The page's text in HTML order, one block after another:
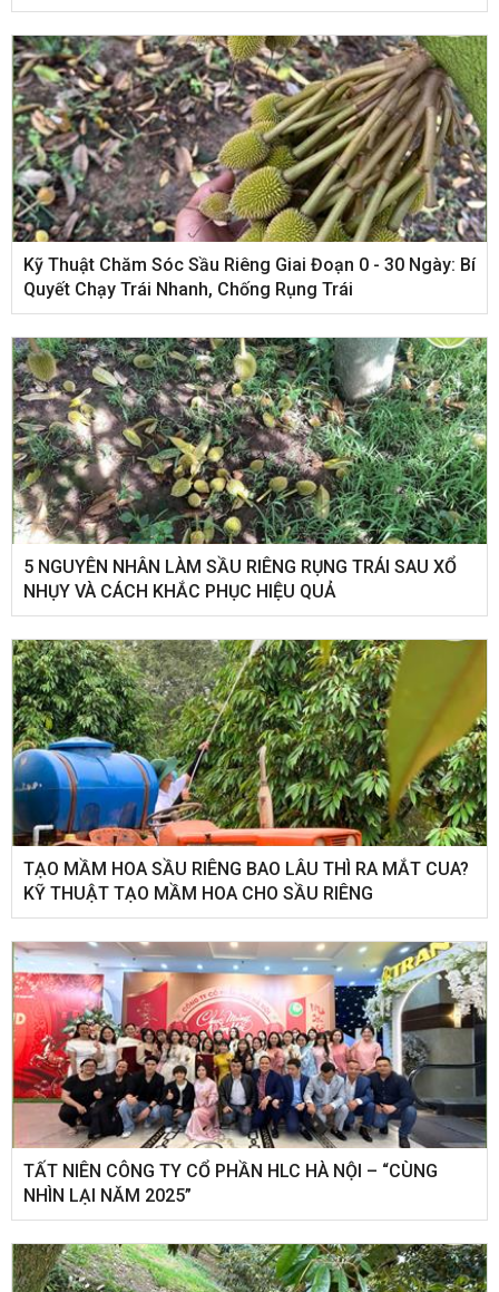
Kỹ Thuật Chăm Sóc Sầu Riêng Giai Đoạn 0 - 30 Ngày: Bí
Quyết Chạy Trái Nhanh, Chống Rụng Trái
5 NGUYÊN NHÂN LÀM SẦU RIÊNG RỤNG TRÁI SAU XỔ
NHỤY VÀ CÁCH KHẮC PHỤC HIỆU QUẢ
TẠO MẦM HOA SẦU RIÊNG BAO LÂU THÌ RA MẮT CUA?
KỸ THUẬT TẠO MẦM HOA CHO SẦU RIÊNG
​TẤT NIÊN CÔNG TY CỔ PHẦN HLC HÀ NỘI – “CÙNG
NHÌN LẠI NĂM 2025”